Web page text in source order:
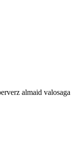
almaid valosaga